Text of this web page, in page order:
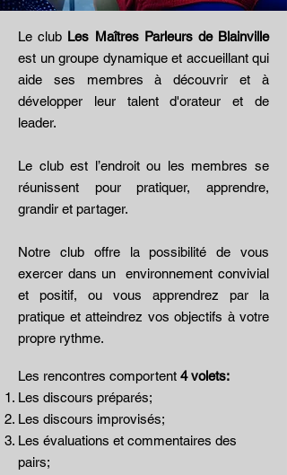
Le club Les Maîtres Parleurs de Blainville
est un groupe dynamique et accueillant qui
aide ses membres à découvrir et à
développer leur talent d'orateur et de
leader.
Le club est l’endroit ou les membres se
réunissent pour pratiquer, apprendre,
grandir et partager.
Notre club offre la possibilité de vous
exercer dans un environnement convivial
et positif, ou vous apprendrez par la
pratique et atteindrez vos objectifs à votre
propre rythme.
Les rencontres comportent 4 volets:
Les discours préparés;
Les discours improvisés;
Les évaluations et commentaires des
pairs;